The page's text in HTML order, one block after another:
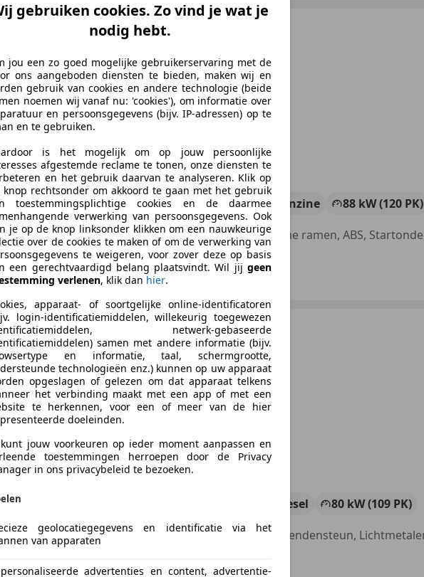
/ EXPORT!! | LEES TEKST! | Air
€ 745
03/2008 167.726 km Benzine
88 kW (120 PK)
B 180
/ EXPORT!! | LEES TEKST! | A
€ 1.445
Diesel
80 kW (109 PK)
gebruiken cookies. Zo vind je wat je
nodig hebt.
jou een zo goed mogelijke gebruikerservaring met de
ons aangeboden diensten te bieden, maken wij en
gebruik van cookies en andere technologie (beide
noemen wij vanaf nu: 'cookies'), om informatie over
en persoonsgegevens (bijv. IP-adressen) op te
en te gebruiken.
is het mogelijk om op jouw persoonlijke
afgestemde reclame te tonen, onze diensten te
en het gebruik daarvan te analyseren. Klik op
knop rechtsonder om akkoord te gaan met het gebruik
toestemmingsplichtige cookies en de daarmee
verwerking van persoonsgegevens. Ook
je op de knop linksonder klikken om een nauwkeurige
over de cookies te maken of om de verwerking van
te weigeren, voor zover deze op basis
een gerechtvaardigd belang plaatsvindt. Wil jij geen
verlenen, klik dan hier.
apparaat- of soortgelijke online-identificatoren
login-identificatiemiddelen, willekeurig toegewezen
netwerk-gebaseerde
samen met andere informatie (bijv.
en informatie, taal, schermgrootte,
technologieën enz.) kunnen op uw apparaat
opgeslagen of gelezen om dat apparaat telkens
het verbinding maakt met een app of met een
te herkennen, voor een of meer van de hier
doeleinden.
kunt jouw voorkeuren op ieder moment aanpassen en
toestemmingen herroepen door de Privacy
in ons privacybeleid te bezoeken.
geolocatiegegevens en identificatie via het
van apparaten
advertenties en content, advertentie-